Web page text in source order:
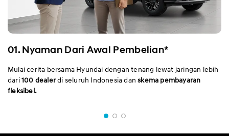
01. Nyaman Dari Awal Pembelian*
Mulai cerita bersama Hyundai dengan tenang lewat jaringan lebih
dari100 dealerdi seluruh Indonesia danskema pembayaran
fleksibel.